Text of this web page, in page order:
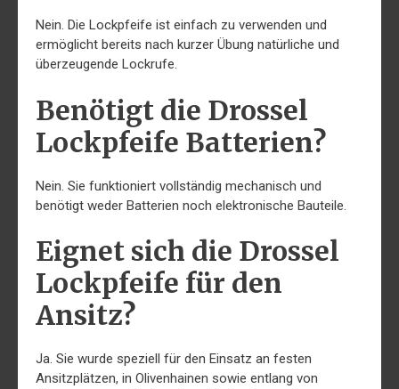
Nein. Die Lockpfeife ist einfach zu verwenden und
ermöglicht bereits nach kurzer Übung natürliche und
überzeugende Lockrufe.
Benötigt die Drossel
Lockpfeife Batterien?
Nein. Sie funktioniert vollständig mechanisch und
benötigt weder Batterien noch elektronische Bauteile.
Eignet sich die Drossel
Lockpfeife für den
Ansitz?
Ja. Sie wurde speziell für den Einsatz an festen
Ansitzplätzen, in Olivenhainen sowie entlang von